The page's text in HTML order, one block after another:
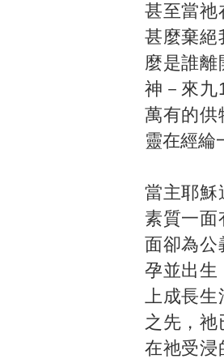
甚至當祂
甚麼棄絕
麼是誰離
神－來九
萬有的供
靈在經綸
當主耶穌
素質一面
面卻為公
孕並出生
上成長生
之先，
在祂受浸